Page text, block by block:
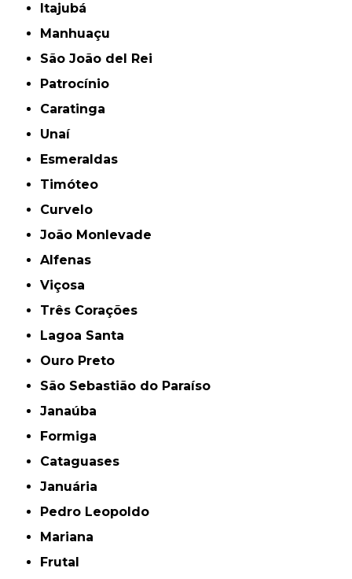
Itajubá
Manhuaçu
São João del Rei
Patrocínio
Caratinga
Unaí
Esmeraldas
Timóteo
Curvelo
João Monlevade
Alfenas
Viçosa
Três Corações
Lagoa Santa
Ouro Preto
São Sebastião do Paraíso
Janaúba
Formiga
Cataguases
Januária
Pedro Leopoldo
Mariana
Frutal